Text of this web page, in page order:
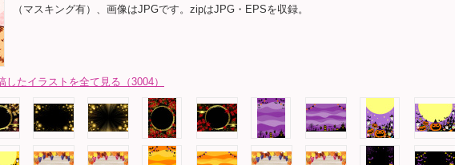
（マスキング有）、画像はJPGです。zipはJPG・EPSを収録。
したイラストを全て見る（3004）